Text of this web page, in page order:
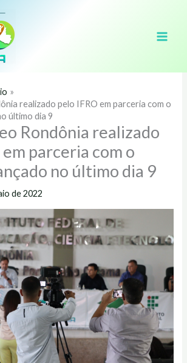
realizado pelo IFRO em parceria com o
último dia 9
Rondônia realizado
parceria com o
no último dia 9
de 2022